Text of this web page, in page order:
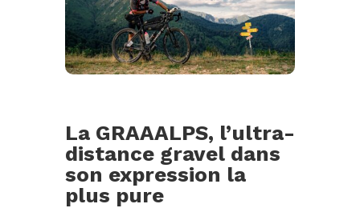
La GRAAALPS, l’ultra-
distance gravel dans
son expression la
plus pure